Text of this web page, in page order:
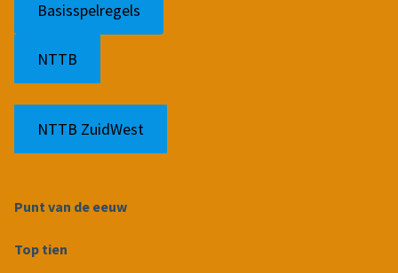
Basisspelregels
NTTB
NTTB ZuidWest
Punt van de eeuw
Top tien